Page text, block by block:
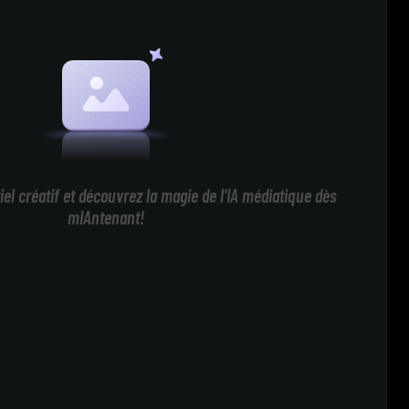
créatif et découvrez la magie de l'IA médiatique dès
mIAntenant!